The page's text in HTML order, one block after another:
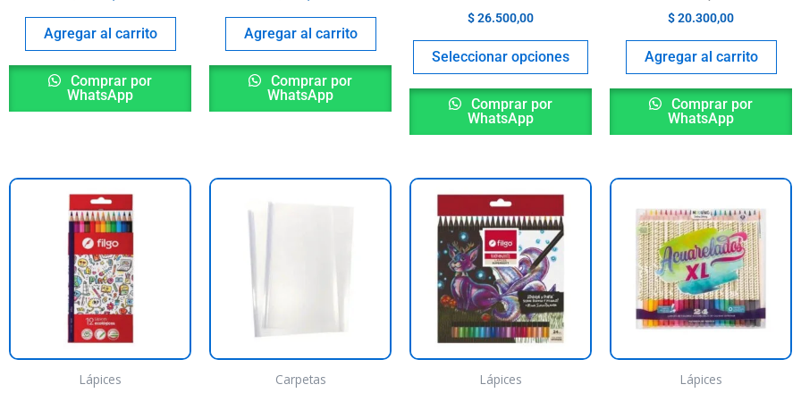
Agregar al carrito
Comprar por
WhatsApp
Agregar al carrito
Comprar por
WhatsApp
$26.500,00
Seleccionar opciones
Comprar por
WhatsApp
$20.300,00
Agregar al carrito
Comprar por
WhatsApp
Lápices Carpetas Lápices Lápices